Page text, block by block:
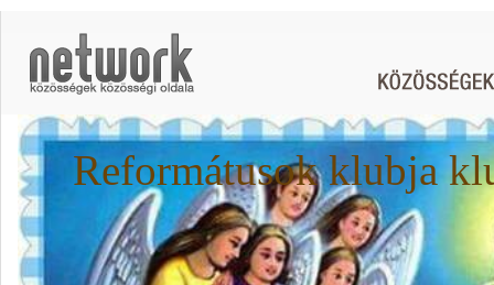
Reformátusok klubja